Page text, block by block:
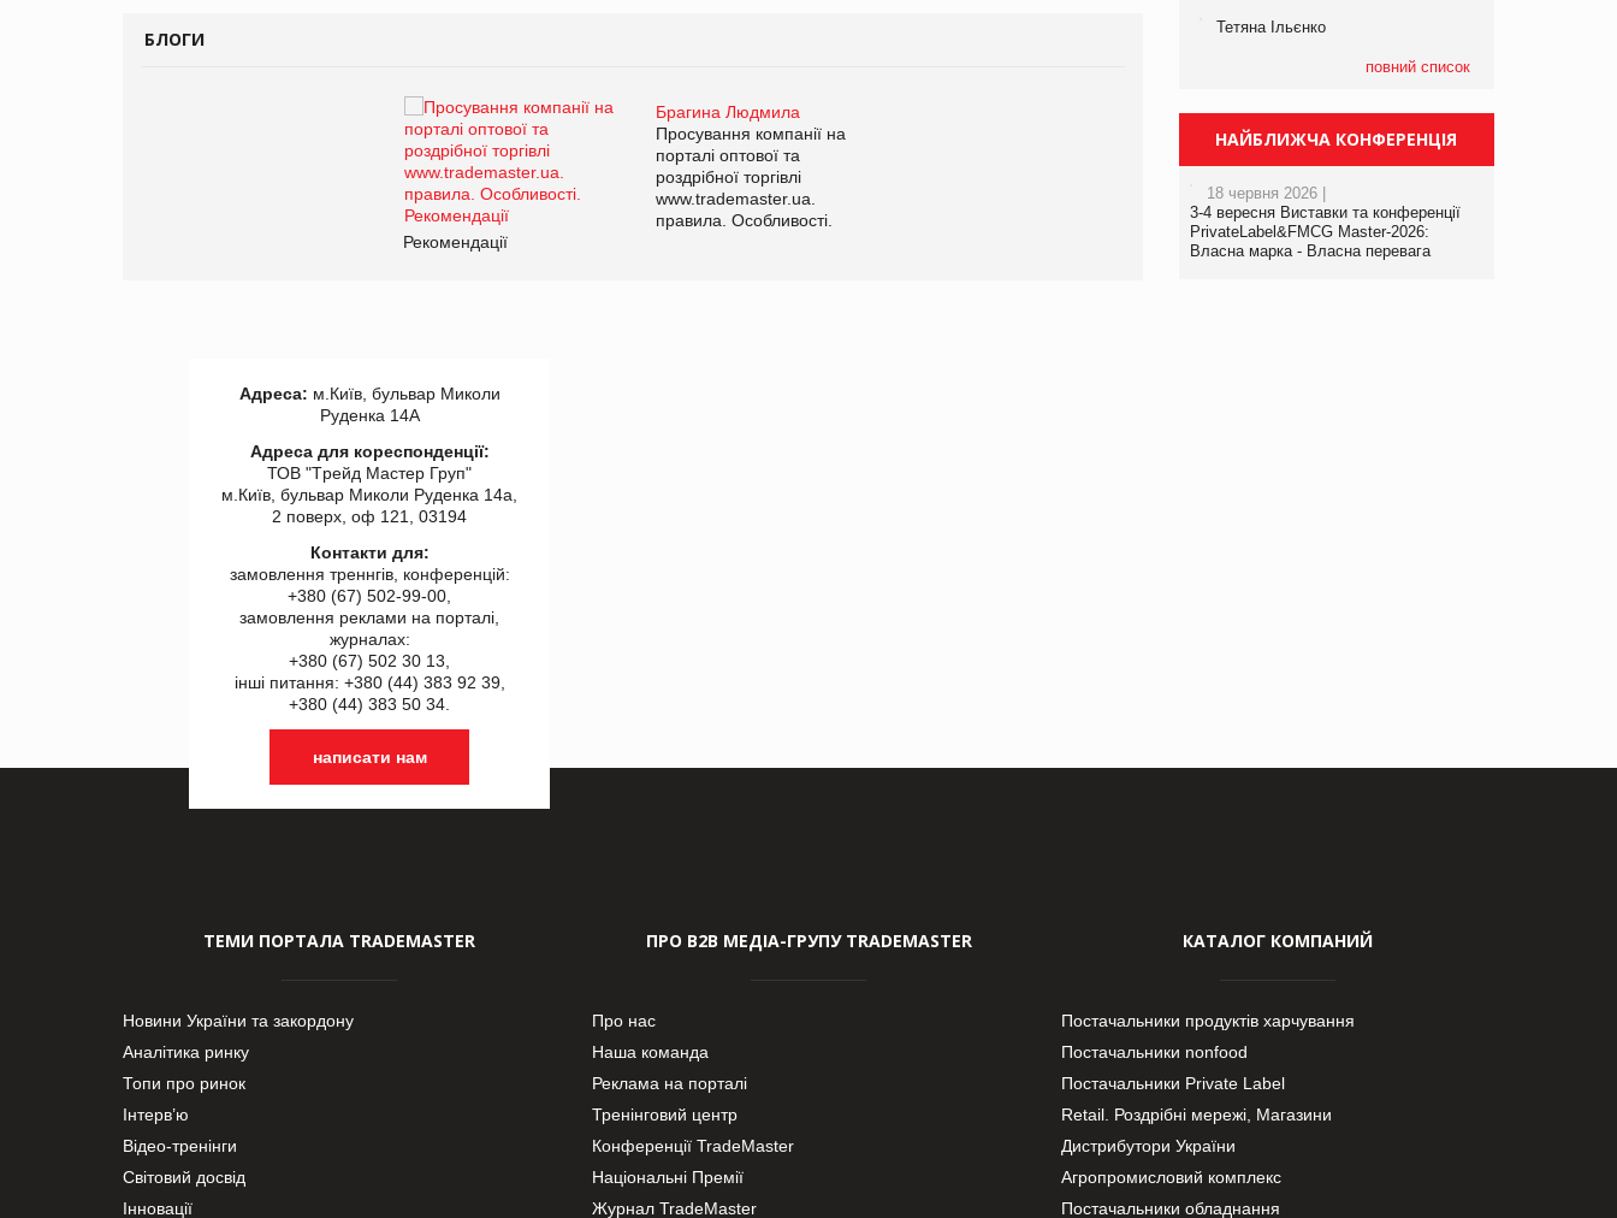
БЛОГИ
Брагина Людмила
Просування компанії на
порталі оптової та
роздрібної торгівлі
www.trademaster.ua.
правила. Особливості.
Рекомендації
Брагина Людмила
Просування компанії на
правила. Особливості.
Рекомендації
Тетяна Ільєнко
повний список
НАЙБЛИЖЧА КОНФЕРЕНЦІЯ
18 червня 2026 |
3-4 вересня Виставки та конференції
PrivateLabel&FMCG Master-2026:
Власна марка - Власна перевага
Адреса: м.Київ, бульвар Миколи
Руденка 14А
Адреса для кореспонденції:
ТОВ "Tрейд Мастер Груп"
м.Київ, бульвар Миколи Руденка 14а,
2 поверх, оф 121, 03194
Контакти для:
замовлення треннгів, конференцій:
+380 (67) 502-99-00,
замовлення реклами на порталі,
журналах:
+380 (67) 502 30 13,
інші питання: +380 (44) 383 92 39,
+380 (44) 383 50 34.
написати нам
ТЕМИ ПОРТАЛА TRADEMASTER
Новини України та закордону
Аналітика ринку
Топи про ринок
Інтерв’ю
Відео-тренінги
Світовий досвід
Інновації
ПРО В2В МЕДІА-ГРУПУ TRADEMASTER
Про нас
Наша команда
Реклама на порталі
Тренінговий центр
Конференції TradeMaster
Національні Премії
Журнал TradeMaster
КАТАЛОГ КОМПАНИЙ
Постачальники продуктів харчування
Постачальники nonfood
Постачальники Private Label
Retail. Роздрібні мережі, Магазини
Дистрибутори України
Агропромисловий комплекс
Постачальники обладнання